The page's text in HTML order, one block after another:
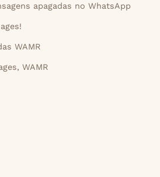
apagadas no WhatsApp
WAMR
WAMR